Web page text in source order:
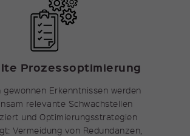
Prozessoptimierung
gewonnen Erkenntnissen werden
relevante Schwachstellen
und Optimierungsstrategien
Vermeidung von Redundanzen,
Cookie speichert einige Details
über den Benutzer, wie z.B. die
eindeutige Besucher-ID.
_pk_ses
Matomo
30 Minuten